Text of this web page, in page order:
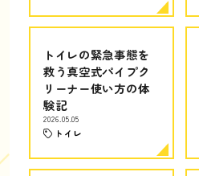
トイレの緊急事態を
救う真空式パイプク
リーナー使い方の体
験記
2026.05.05
トイレ